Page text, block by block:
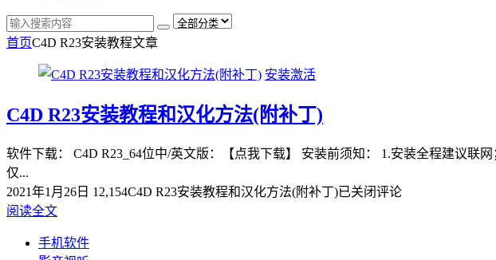
首页C4D R23安装教程文章
安装激活
C4D R23安装教程和汉化方法(附补丁)
软件下载： C4D R23_64位中/英文版：【点我下载】 安装前须知： 1.安装全程建议联
仅...
2021年1月26日 12,154C4D R23安装教程和汉化方法(附补丁)已关闭评论
阅读全文
手机软件